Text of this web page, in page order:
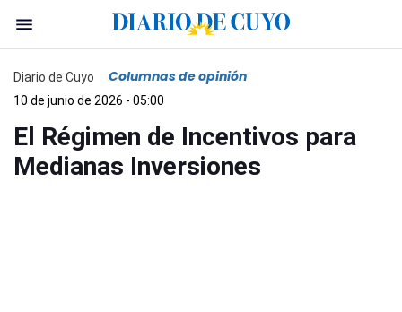
Diario de Cuyo Columnas de opinión
10 de junio de 2026 - 05:00
El Régimen de Incentivos para
Medianas Inversiones